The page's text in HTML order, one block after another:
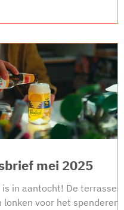
geven hun vrije werk
trekken de wijde wereld in.
kennis delen middels
om kunstliefhebbers en
te voeden, verlaten niet
ons nest. Ook tijgers vlie
mei 2025
in aantocht! De terrassen
lonken voor het spenderen